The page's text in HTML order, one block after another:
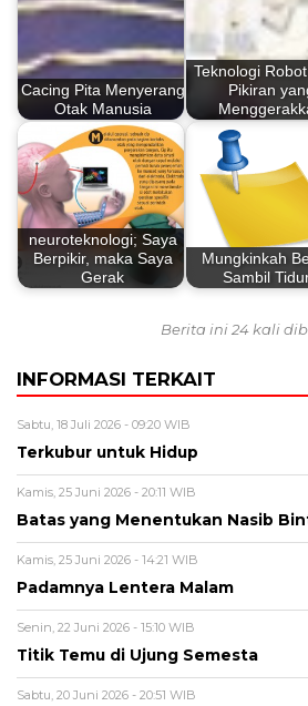
Cacing Pita Menyerang
Otak Manusia
Teknologi
Pikiran
neuroteknologi; Saya
Berpikir, maka Saya
Gerak
Mungkinkah
Sambil
Berita ini 24 kali
INFORMASI TERKAIT
Sabtu, 18 Juli 2026 - 09:20 WIB
Terkubur untuk Hidup
Kamis, 25 Juni 2026 - 20:11 WIB
Batas yang Menentukan Nasib
Kamis, 25 Juni 2026 - 14:21 WIB
Padamnya Lentera Malam
Senin, 22 Juni 2026 - 15:10 WIB
Titik Temu di Ujung Semesta
Sabtu, 20 Juni 2026 - 20:51 WIB